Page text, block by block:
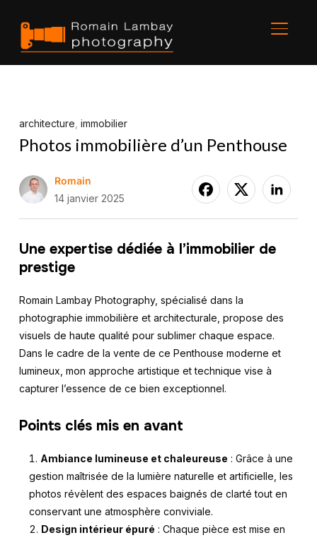
architecture immobilier
Photos immobilière d’un Penthouse
Romain
14 janvier 2025
Une expertise dédiée à l’immobilier de
prestige
Romain Lambay Photography, spécialisé dans la
photographie immobilière et architecturale, propose des
visuels de haute qualité pour sublimer chaque espace.
Dans le cadre de la vente de ce Penthouse moderne et
lumineux, mon approche artistique et technique vise à
capturer l’essence de ce bien exceptionnel.
Points clés mis en avant
Ambiance lumineuse et chaleureuse : Grâce à une
gestion maîtrisée de la lumière naturelle et artificielle, les
photos révèlent des espaces baignés de clarté tout en
conservant une atmosphère conviviale.
Design intérieur épuré : Chaque pièce est mise en